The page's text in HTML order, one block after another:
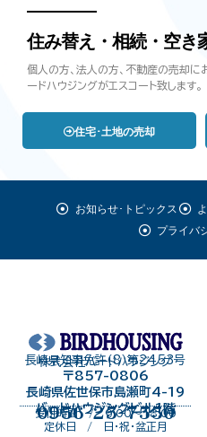
住み替え・相続・空き
個人の方、法人の方、不動産の売却
ードハウジングがエスコート致します。
住宅･土地の売却
お知らせ･トピックス
プライバ
長崎県知事免許（8）第2453号
株式会社バードハウジング
〒857-0806
長崎県佐世保市島瀬町4-19
バードハウジングビル１階
0956-25-7550
受付時間 / 9:00～18:00
定休日 / 日・祝・盆正月